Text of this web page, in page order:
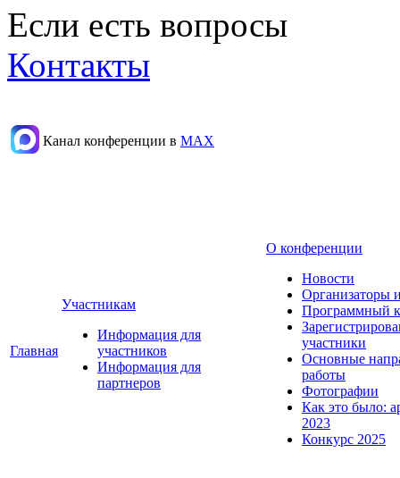
Если есть вопросы
Контакты
Канал конференции в МАХ
Главная
Участникам
Информация для
участников
Информация для
партнеров
О конференции
Новости
Организаторы
Программный
участники
Основные
работы
Фотографии
Как это было:
2023
Конкурс 2025